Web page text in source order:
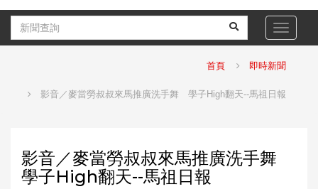
Toggle
首頁 即時新聞
影音／麥當勞叔叔來馬推廣洗手舞 學子High翻天--馬祖日報
影音／麥當勞叔叔來馬推廣洗手舞
學子High翻天--馬祖日報